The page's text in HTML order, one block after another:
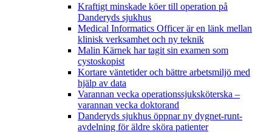
Kraftigt minskade köer till operation på
Danderyds sjukhus
Medical Informatics Officer är en länk mellan
klinisk verksamhet och ny teknik
Malin Kärnek har tagit sin examen som
cystoskopist
Kortare väntetider och bättre arbetsmiljö med
hjälp av data
Varannan vecka operationssjuksköterska –
varannan vecka doktorand
Danderyds sjukhus öppnar ny dygnet-runt-
avdelning för äldre sköra patienter